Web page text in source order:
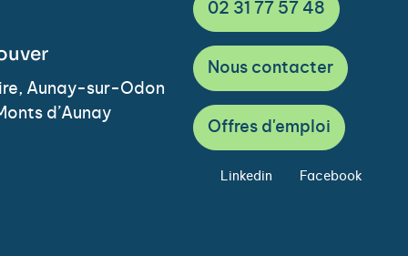
Aunay-sur-Odon
d’Aunay
02 31 77 57 48
Nous contacter
Offres d'emploi
Linkedin Facebook